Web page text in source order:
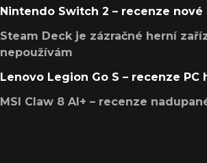
Nintendo Switch 2 – recenze nové
Steam Deck je zázračné herní
nepoužívám
Lenovo Legion Go S – recenze PC
MSI Claw 8 AI+ – recenze